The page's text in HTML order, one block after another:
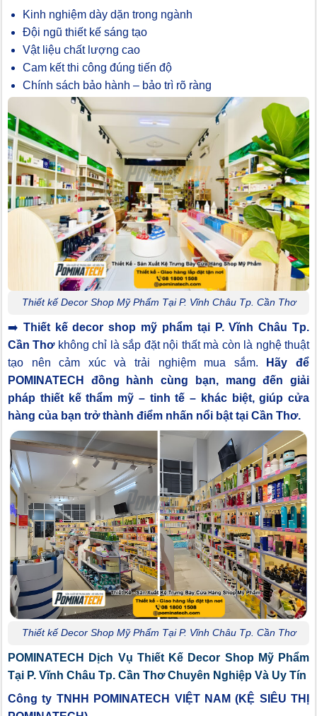
Kinh nghiệm dày dặn trong ngành
Đội ngũ thiết kế sáng tạo
Vật liệu chất lượng cao
Cam kết thi công đúng tiến độ
Chính sách bảo hành – bảo trì rõ ràng
Thiết kế Decor Shop Mỹ Phẩm Tại P. Vĩnh Châu Tp. Cần Thơ
➡️ Thiết kế decor shop mỹ phẩm tại P. Vĩnh Châu Tp.
Cần Thơkhông chỉ là sắp đặt nội thất mà còn là nghệ thuật
tạo nên cảm xúc và trải nghiệm mua sắm.
Hãy để
POMINATECH đồng hành cùng bạn, mang đến giải
pháp thiết kế thẩm mỹ – tinh tế – khác biệt, giúp cửa
hàng của bạn trở thành điểm nhấn nổi bật tại Cần Thơ.
Thiết kế Decor Shop Mỹ Phẩm Tại P. Vĩnh Châu Tp. Cần Thơ
POMINATECH Dịch Vụ Thiết Kế Decor Shop Mỹ Phẩm
Tại P. Vĩnh Châu Tp. Cần Thơ Chuyên Nghiệp Và Uy Tín
Công ty TNHH POMINATECH VIỆT NAM (KỆ SIÊU THỊ